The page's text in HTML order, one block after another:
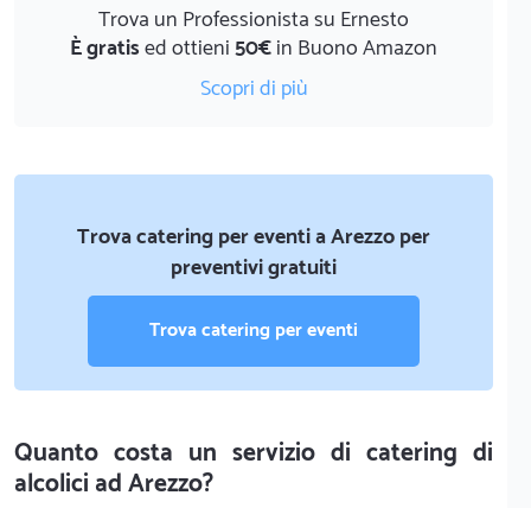
Trova un Professionista su Ernesto
È gratised ottieni50€in Buono Amazon
Scopri di più
Trova catering per eventi a Arezzo per
preventivi gratuiti
Trova catering per eventi
Quanto costa un servizio di catering di
alcolici ad Arezzo?